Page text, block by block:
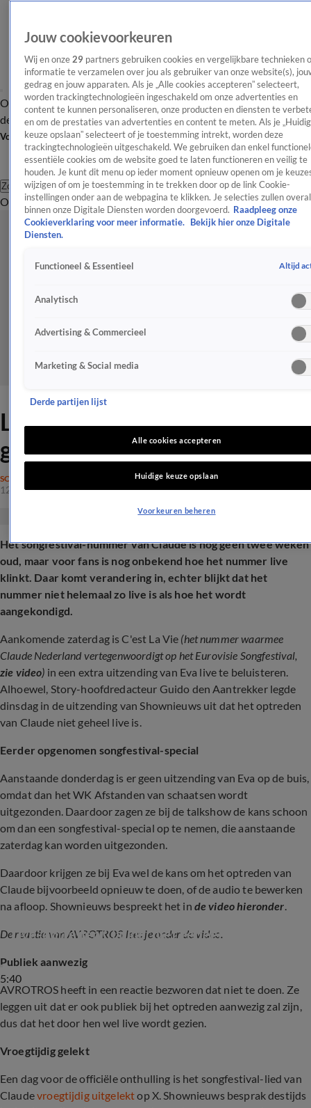
OverzichtAfleveringen Entertainment TV Algemeen
Tip
de redactieNieuwsbrief
Volg Shownieuws
Zoeken
OverzichtEntertainmentSpraakmakendRealityCrimeVideo's
Live-optreden Claude 'niet
geheel live'
SONGFESTIVAL
12 mrt 2025, 11:45
Het songfestival-nummer van Claude is nog geen twee weken
oud, maar voor fans is nog onbekend hoe het nummer live
klinkt. Daar komt verandering in, echter blijkt dat het
nummer niet helemaal zo live is als hoe het wordt
aangekondigd.
Aankomende zaterdag is C'est La Vie (het nummer waarmee
Claude Nederland vertegenwoordigt op het Eurovisie Songfestival,
zie video) in een extra uitzending van Eva live te beluisteren.
Alhoewel, Story-hoofdredacteur Guido den Aantrekker legde
dinsdag in de uitzending van Shownieuws uit dat het optreden
van Claude niet geheel live is.
Eerder opgenomen songfestival-special
Aanstaande donderdag is er geen uitzending van Eva op de buis,
omdat dan het WK Afstanden van schaatsen wordt
uitgezonden. Daardoor zagen ze bij de talkshow de kans schoon
om dan een songfestival-special op te nemen, die aanstaande
zaterdag kan worden uitgezonden.
Daardoor krijgen ze bij Eva wel de kans om het optreden van
Claude bijvoorbeeld opnieuw te doen, of de audio te bewerken
na afloop. Shownieuws bespreekt het in de video hieronder.
De reactie van AVROTROS lees je onder de video.
5:40
Live-optreden Claude 'niet geheel live'
Publiek aanwezig
AVROTROS heeft in een reactie bezworen dat niet te doen. Ze
leggen uit dat er ook publiek bij het optreden aanwezig zal zijn,
dus dat het door hen wel live wordt gezien.
Vroegtijdig gelekt
Een dag voor de officiële onthulling is het songfestival-lied van
Claudevroegtijdig uitgelektop X. Shownieuws besprak destijds
Jouw cookievoorkeuren
Wij en onze 29 partners gebruiken cookies en vergelijkbare technieken
informatie te verzamelen over jou als gebruiker van onze website(s),
gedrag en jouw apparaten. Als je „Alle cookies accepteren” selecteert,
worden trackingtechnologieën ingeschakeld om onze advertenties en
content te kunnen personaliseren, onze producten en diensten te
en om de prestaties van advertenties en content te meten. Als je
keuze opslaan” selecteert of je toestemming intrekt, worden deze
trackingtechnologieën uitgeschakeld. We gebruiken dan enkel
essentiële cookies om de website goed te laten functioneren en veilig te
houden. Je kunt dit menu op ieder moment opnieuw openen om je
wijzigen of om je toestemming in te trekken door op de link Cookie-
instellingen onder aan de webpagina te klikken. Je selecties zullen overal
binnen onze Digitale Diensten worden doorgevoerd. Raadpleeg onze
Cookieverklaring voor meer informatie.
Bekijk hier onze Digitale
Diensten.
Functioneel & Essentieel Altijd
Analytisch
Advertising & Commercieel
Marketing & Social media
Derde partijen lijst
Alle cookies accepteren
Huidige keuze opslaan
Voorkeuren beheren